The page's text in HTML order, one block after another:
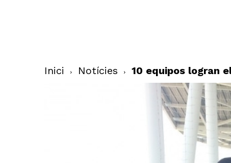
Inici Notícies 10 equipos logran